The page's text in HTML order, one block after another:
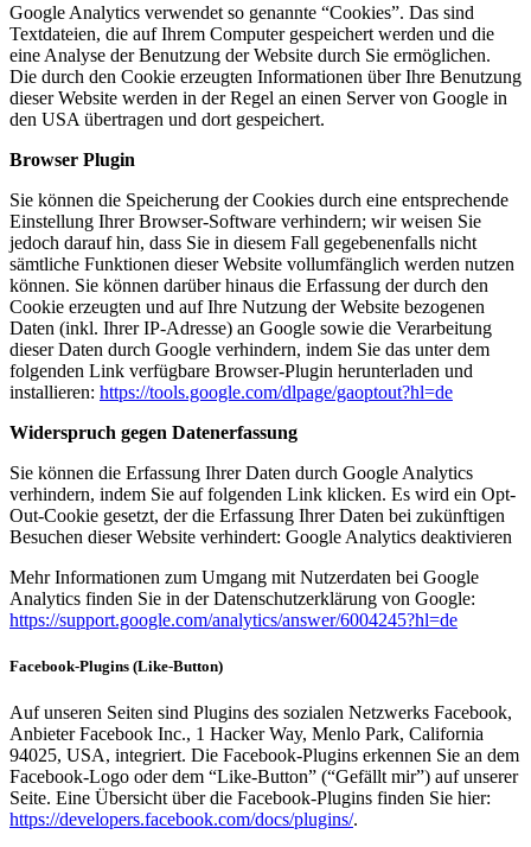
Google Analytics verwendet so genannte “Cookies”. Das sind
Textdateien, die auf Ihrem Computer gespeichert werden und die
eine Analyse der Benutzung der Website durch Sie ermöglichen.
Die durch den Cookie erzeugten Informationen über Ihre Benutzung
dieser Website werden in der Regel an einen Server von Google in
den USA übertragen und dort gespeichert.
Browser Plugin
Sie können die Speicherung der Cookies durch eine entsprechende
Einstellung Ihrer Browser-Software verhindern; wir weisen Sie
jedoch darauf hin, dass Sie in diesem Fall gegebenenfalls nicht
sämtliche Funktionen dieser Website vollumfänglich werden nutzen
können. Sie können darüber hinaus die Erfassung der durch den
Cookie erzeugten und auf Ihre Nutzung der Website bezogenen
Daten (inkl. Ihrer IP-Adresse) an Google sowie die Verarbeitung
dieser Daten durch Google verhindern, indem Sie das unter dem
folgenden Link verfügbare Browser-Plugin herunterladen und
installieren: https://tools.google.com/dlpage/gaoptout?hl=de
Widerspruch gegen Datenerfassung
Sie können die Erfassung Ihrer Daten durch Google Analytics
verhindern, indem Sie auf folgenden Link klicken. Es wird ein Opt-
Out-Cookie gesetzt, der die Erfassung Ihrer Daten bei zukünftigen
Besuchen dieser Website verhindert: Google Analytics deaktivieren
Mehr Informationen zum Umgang mit Nutzerdaten bei Google
Analytics finden Sie in der Datenschutzerklärung von Google:
https://support.google.com/analytics/answer/6004245?hl=de
Facebook-Plugins (Like-Button)
Auf unseren Seiten sind Plugins des sozialen Netzwerks Facebook,
Anbieter Facebook Inc., 1 Hacker Way, Menlo Park, California
94025, USA, integriert. Die Facebook-Plugins erkennen Sie an dem
Facebook-Logo oder dem “Like-Button” (“Gefällt mir”) auf unserer
Seite. Eine Übersicht über die Facebook-Plugins finden Sie hier:
https://developers.facebook.com/docs/plugins/.